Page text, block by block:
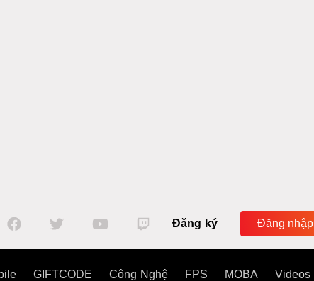
Đăng ký Đăng nhập
GIFTCODE Công Nghệ FPS MOBA Videos